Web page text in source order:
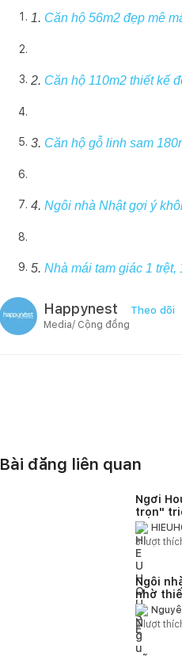
1. Căn hộ 56m2 đẹp mê
2. Căn hộ 110m2 thiết kế
3. Căn hộ gỗ linh sam
4. Ngôi nhà Nhật gợi ý
5. Nhà mái tam giác 1
Happynest Theo dõi
Media/ Cộng đồng
Bài đăng liên quan
Ngơi
trọn"
3lượt
Ngôi
nhờ
2lượt